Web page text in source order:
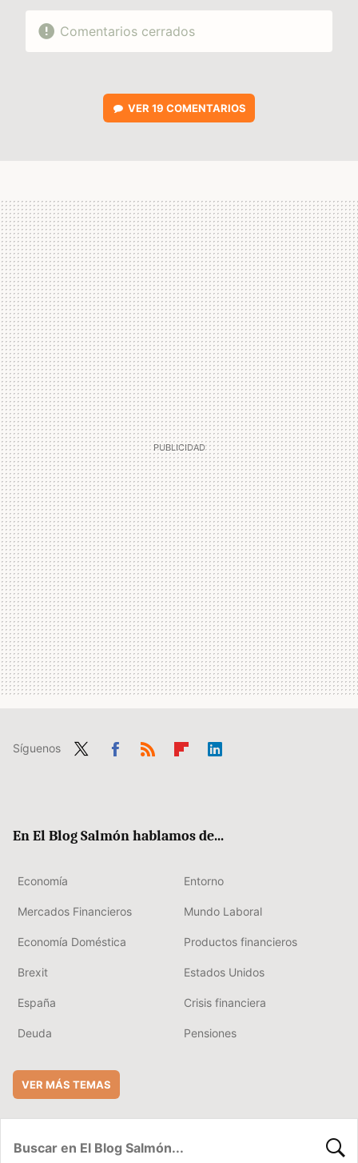
Comentarios cerrados
VER 19 COMENTARIOS
Síguenos
En El Blog Salmón hablamos de...
Economía Entorno
Mercados Financieros Mundo Laboral
Economía Doméstica Productos financieros
Brexit Estados Unidos
España Crisis financiera
Deuda Pensiones
VER MÁS TEMAS